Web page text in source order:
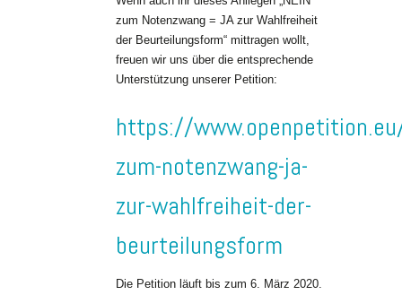
zum Notenzwang = JA zur Wahlfreiheit
der Beurteilungsform“ mittragen wollt,
freuen wir uns über die entsprechende
Unterstützung unserer Petition:
https://
zum-notenzwang-ja-
zur-wahlfreiheit-der-
beurteilungsform
Die Petition läuft bis zum 6. März 2020.